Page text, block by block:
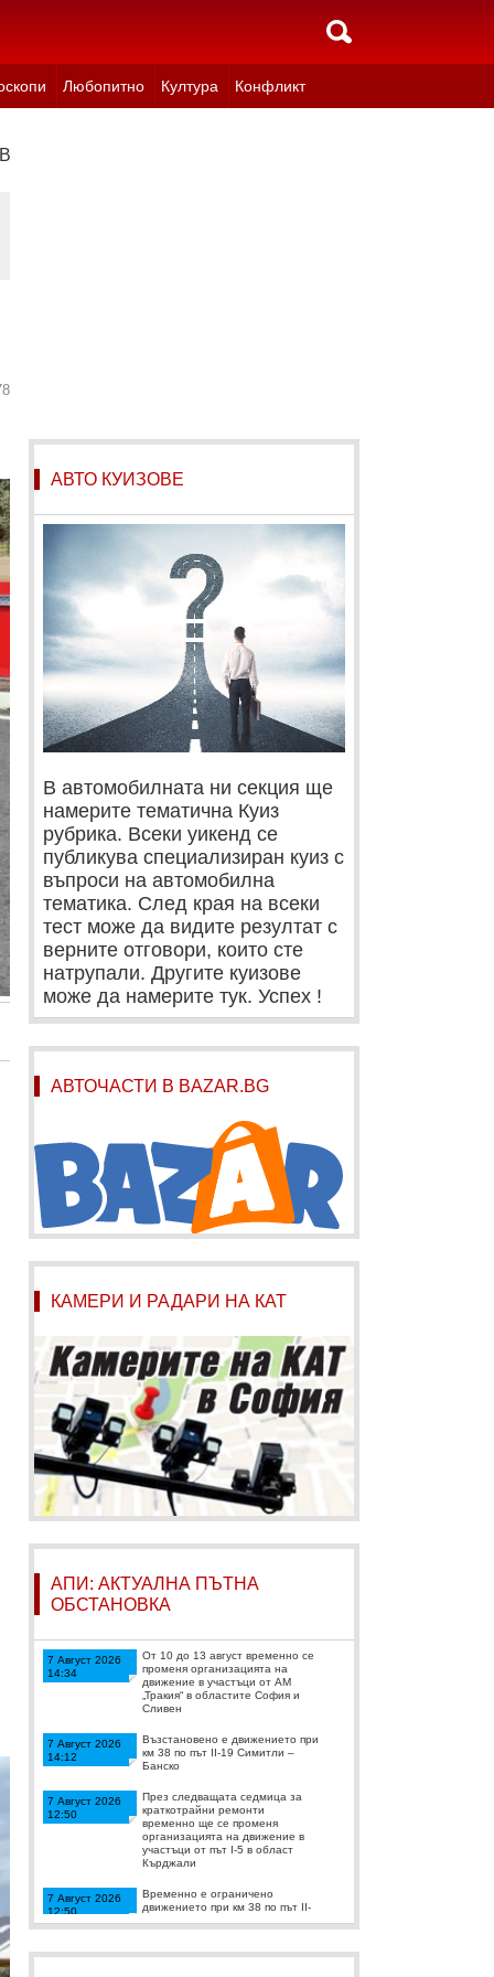
Любопитно Култура Конфликт
АВТО КУИЗОВЕ
В автомобилната ни секция ще
намерите тематична Куиз
рубрика. Всеки уикенд се
публикува специализиран куиз с
въпроси на автомобилна
тематика. След края на всеки
тест може да видите резултат с
верните отговори, които сте
натрупали. Другите куизове
може да намерите тук. Успех !
АВТОЧАСТИ В BAZAR.BG
КАМЕРИ И РАДАРИ НА КАТ
АПИ: АКТУАЛНА ПЪТНА
ОБСТАНОВКА
7 Август 2026
14:34
От 10 до 13 август временно се
променя организацията на
движение в участъци от АМ
„Тракия“ в областите София и
Сливен
7 Август 2026
14:12
Възстановено е движението при
км 38 по път II-19 Симитли –
Банско
7 Август 2026
12:50
През следващата седмица за
краткотрайни ремонти
временно ще се променя
организацията на движение в
участъци от път I-5 в област
Кърджали
7 Август 2026
12:50
Временно е ограничено
движението при км 38 по път II-
трафикът се осъществява